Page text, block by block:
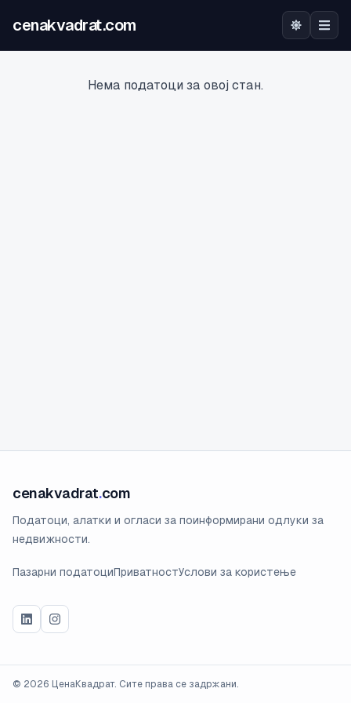
cenakvadrat.com
Нема податоци за овој стан.
cenakvadrat.com
Податоци, алатки и огласи за поинформирани одлуки за
недвижности.
Пазарни податоциПриватностУслови за користење
© 2026 ЦенаКвадрат. Сите права се задржани.